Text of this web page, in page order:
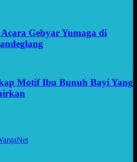
Gebyar Yumaga di
Motif Ibu Bunuh Bayi Yang